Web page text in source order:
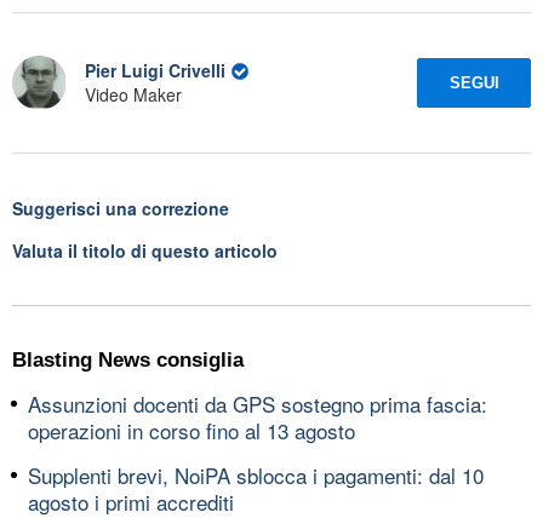
Pier Luigi Crivelli
Video Maker
SEGUI
Suggerisci una correzione
Valuta il titolo di questo articolo
Blasting News consiglia
Assunzioni docenti da GPS sostegno prima fascia:
operazioni in corso fino al 13 agosto
Supplenti brevi, NoiPA sblocca i pagamenti: dal 10
agosto i primi accrediti